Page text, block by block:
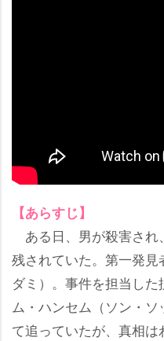
【あらすじ】
ある日、男が殺害され
残されていた。第一発見
ダミ）。事件を担当し
ム・ハンセム（ソン・
て追っていたが、真相